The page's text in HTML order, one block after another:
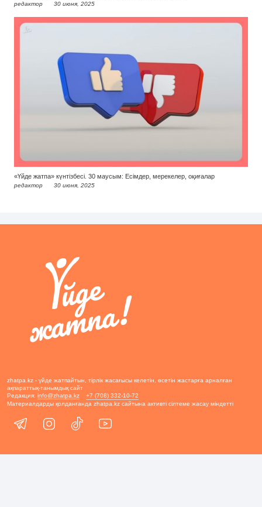
редактор 30 июня, 2025
«Үйде жатпа» күнтізбесі. 30 маусым: Есімдер, мерекелер, оқиғалар
редактор 30 июня, 2025
zhatpa.kz - үйде жатпайтын, тірлік жасағысы келетін, өсетін жастарға арналған
ақпараттық-танымдық сайт
Редакция: info@zhatpa.kz
+7 (708) 332-10-72
Материалдарды қолданғанда zhatpa.kz сайтына активті сілтеме жасау міндетті